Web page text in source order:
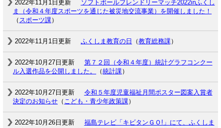
2022年11月1日更新
ソフトボールフレンドリーマッチ2022inふくし
ま（令和４年度スポーツを通じた被災地交流事業）を開催しました！
（ スポーツ課）
2022年11月1日更新 ふくしま教育の日 （教育総務課）
2022年10月27日更新
第７２回（令和４年度）統計グラフコンクー
ル入選作品を公開しました。
（統計課）
2022年10月27日更新
令和５年度児童福祉月間ポスター図案入賞者
決定のお知らせ （ こども・青少年政策課）
2022年10月26日更新
福島テレビ「キビタンＧＯ!」にて、ふくしま